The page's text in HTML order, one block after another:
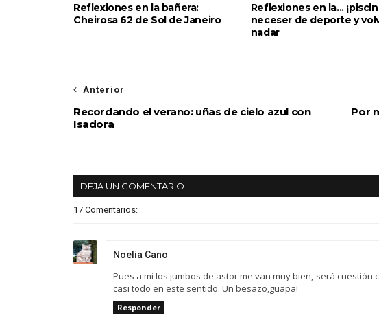
Reflexiones en la bañera:
Cheirosa 62 de Sol de Janeiro
Reflexiones en la...
neceser de deporte y
nadar
Por
Anterior
Recordando el verano: uñas de cielo azul con
Isadora
DEJA UN COMENTARIO
17 Comentarios:
Noelia Cano
Pues a mi los jumbos de astor me van muy bien, será
casi todo en este sentido. Un besazo,guapa!
Responder